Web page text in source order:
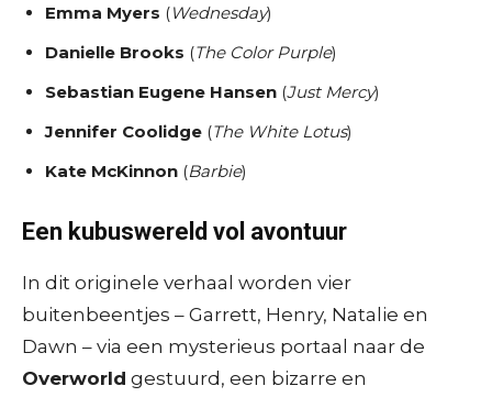
Emma Myers (Wednesday)
Danielle Brooks (The Color Purple)
Sebastian Eugene Hansen (Just Mercy)
Jennifer Coolidge (The White Lotus)
Kate McKinnon (Barbie)
Een kubuswereld vol avontuur
In dit originele verhaal worden vier
buitenbeentjes – Garrett, Henry, Natalie en
Dawn – via een mysterieus portaal naar de
Overworld gestuurd, een bizarre en